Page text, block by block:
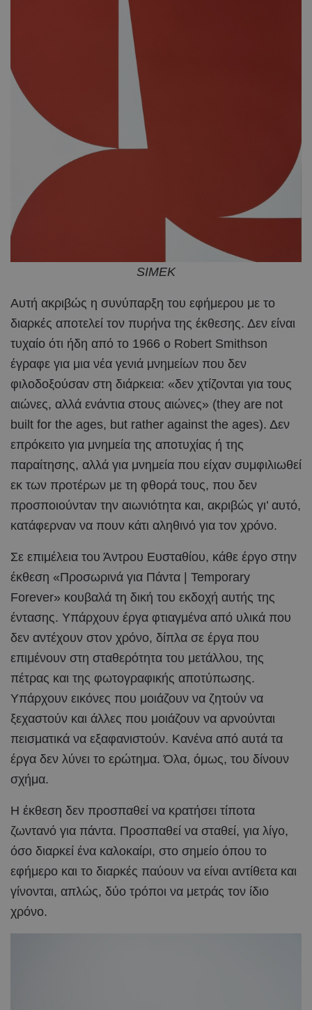
SIMEK
Αυτή ακριβώς η συνύπαρξη του εφήμερου με το
διαρκές αποτελεί τον πυρήνα της έκθεσης. Δεν είναι
τυχαίο ότι ήδη από το 1966 ο Robert Smithson
έγραφε για μια νέα γενιά μνημείων που δεν
φιλοδοξούσαν στη διάρκεια: «δεν χτίζονται για τους
αιώνες, αλλά ενάντια στους αιώνες» (they are not
built for the ages, but rather against the ages). Δεν
επρόκειτο για μνημεία της αποτυχίας ή της
παραίτησης, αλλά για μνημεία που είχαν συμφιλιωθεί
εκ των προτέρων με τη φθορά τους, που δεν
προσποιούνταν την αιωνιότητα και, ακριβώς γι’ αυτό,
κατάφερναν να πουν κάτι αληθινό για τον χρόνο.
Σε επιμέλεια του Άντρου Ευσταθίου, κάθε έργο στην
έκθεση «Προσωρινά για Πάντα | Temporary
Forever» κουβαλά τη δική του εκδοχή αυτής της
έντασης. Υπάρχουν έργα φτιαγμένα από υλικά που
δεν αντέχουν στον χρόνο, δίπλα σε έργα που
επιμένουν στη σταθερότητα του μετάλλου, της
πέτρας και της φωτογραφικής αποτύπωσης.
Υπάρχουν εικόνες που μοιάζουν να ζητούν να
ξεχαστούν και άλλες που μοιάζουν να αρνούνται
πεισματικά να εξαφανιστούν. Κανένα από αυτά τα
έργα δεν λύνει το ερώτημα. Όλα, όμως, του δίνουν
σχήμα.
Η έκθεση δεν προσπαθεί να κρατήσει τίποτα
ζωντανό για πάντα. Προσπαθεί να σταθεί, για λίγο,
όσο διαρκεί ένα καλοκαίρι, στο σημείο όπου το
εφήμερο και το διαρκές παύουν να είναι αντίθετα και
γίνονται, απλώς, δύο τρόποι να μετράς τον ίδιο
χρόνο.